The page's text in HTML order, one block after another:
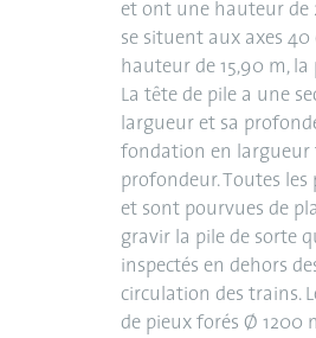
et ont une hauteur de
se situent aux axes 40
hauteur de 15,90 m, la
La tête de pile a une
largueur et sa
fondation en largueur
profondeur. Toutes
et sont pourvues de
gravir la pile de sorte
inspectés en dehors
circulation des trains.
de pieux forés Ø 1200